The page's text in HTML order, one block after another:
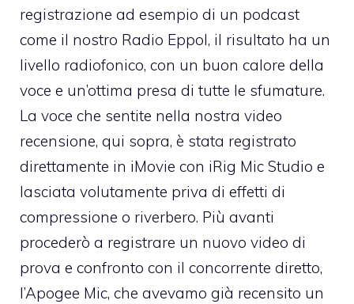
registrazione ad esempio di un podcast
come il nostro Radio Eppol, il risultato ha un
livello radiofonico, con un buon calore della
voce e un’ottima presa di tutte le sfumature.
La voce che sentite nella nostra video
recensione, qui sopra, è stata registrato
direttamente in iMovie con iRig Mic Studio e
lasciata volutamente priva di effetti di
compressione o riverbero. Più avanti
procederò a registrare un nuovo video di
prova e confronto con il concorrente diretto,
l’Apogee Mic, che avevamo già recensito un